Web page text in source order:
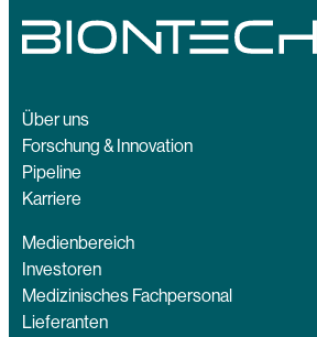
Über uns
Forschung & Innovation
Pipeline
Karriere
Medienbereich
Investoren
Medizinisches Fachpersonal
Lieferanten